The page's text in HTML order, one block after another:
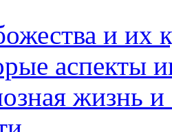
и их
аспекты
жизнь